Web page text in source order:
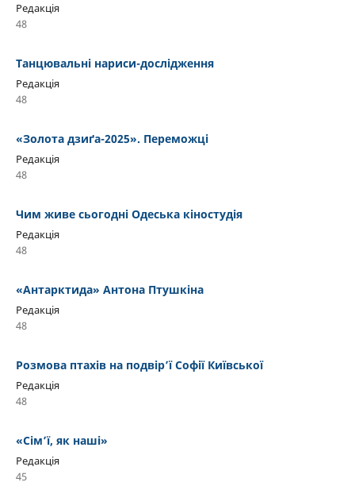
Редакція
48
Танцювальні нариси-дослідження
Редакція
48
«Золота дзиґа-2025». Переможці
Редакція
48
Чим живе сьогодні Одеська кіностудія
Редакція
48
«Антарктида» Антона Птушкіна
Редакція
48
Розмова птахів на подвір’ї Софії Київської
Редакція
48
«Сім’ї, як наші»
Редакція
45